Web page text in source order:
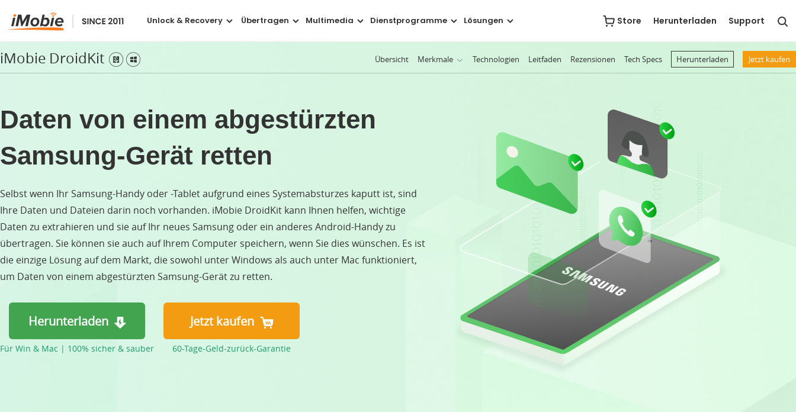
Store Herunterladen Support
Unlock & Recovery Übertragen Multimedia Dienstprogramme Lösungen
iMobie DroidKit Übersicht Merkmale
Daten aus dem Google-Konto anzeigen lassen und extrahieren
Daten von einem systemabgestürzten Samsung-Gerät retten
Google-Konto einfach und sofort entfernen
Alle Android-Systemprobleme ohne Root beheben
Vollständige Kontrolle über Android-Daten und -Dateien
Einige der wichtigsten Daten und Dateien, die iMobie DroidKit abruft
WhatsApp-Nachrichten & Dateien
Technologien Leitfaden Rezensionen Tech Specs Herunterladen Jetzt kaufen
Daten von einem abgestürzten
Samsung-Gerät retten
Selbst wenn Ihr Samsung-Handy oder -Tablet aufgrund eines Systemabsturzes kaputt ist, sind
Ihre Daten und Dateien darin noch vorhanden. iMobie DroidKit kann Ihnen helfen, wichtige
Daten zu extrahieren und sie auf Ihr neues Samsung oder ein anderes Android-Handy zu
übertragen. Sie können sie auch auf Ihrem Computer speichern, wenn Sie dies wünschen. Es ist
die einzige Lösung auf dem Markt, die sowohl unter Windows als auch unter Mac funktioniert,
um Daten von einem abgestürzten Samsung-Gerät zu retten.
Herunterladen
Für Win & Mac | 100% sicher & sauber
Jetzt kaufen
60-Tage-Geld-zurück-Garantie